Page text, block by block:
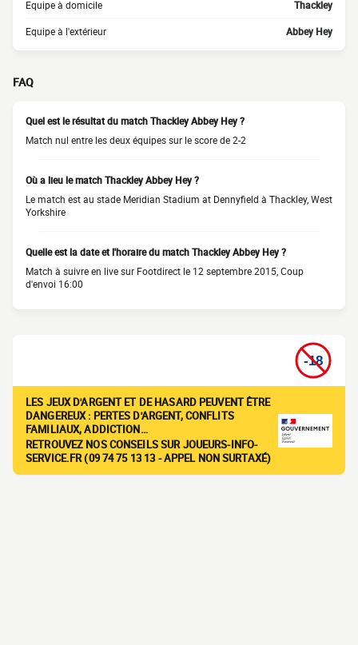
Equipe à domicile Thackley
Equipe à l'extérieur Abbey Hey
FAQ
Quel est le résultat du match Thackley Abbey Hey ?
Match nul entre les deux équipes sur le score de 2-2
Où a lieu le match Thackley Abbey Hey ?
Le match est au stade Meridian Stadium at Dennyfield à Thackley, West
Yorkshire
Quelle est la date et l'horaire du match Thackley Abbey Hey ?
Match à suivre en live sur Footdirect le 12 septembre 2015, Coup
d'envoi 16:00
LES JEUX D'ARGENT ET DE HASARD PEUVENT ÊTRE
DANGEREUX : PERTES D'ARGENT, CONFLITS
FAMILIAUX, ADDICTION…
RETROUVEZ NOS CONSEILS SUR JOUEURS-INFO-
SERVICE.FR (09 74 75 13 13 - APPEL NON SURTAXÉ)